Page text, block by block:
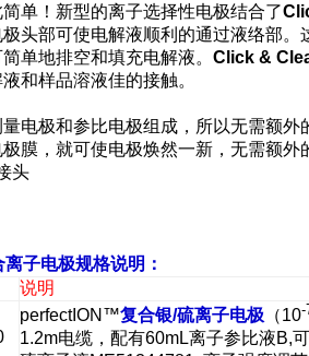
单！新型的离子选择性电极结合了
头部可使电解液顺利的通过液络部
单地排空和填充电解液。 Click &
和样品溶液佳的接触。
电极和参比电极组成，所以无需额
膜，就可使电极焕然一新，无需额外
头
离子电极规格说明：
说明
perfectION™复合银/硫离子电极 （10-
1.2m电缆，配有60mL离子参比液B,